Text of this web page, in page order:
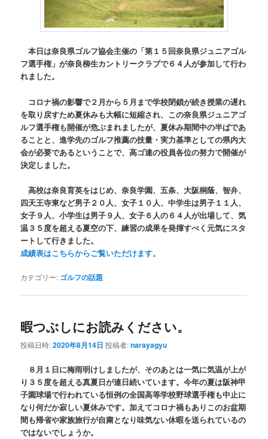
本日は奈良県ゴルフ協会主催の「第１５回奈良県ジュニアゴル
フ選手権」が奈良柳生カントリークラブで６４人が参加して行わ
れました。
コロナ禍の影響で２月から５月まで学校閉鎖が続き授業の遅れ
を取り戻すため夏休みも大幅に短縮され、この奈良県ジュニアゴ
ルフ選手権も開催が危ぶまれましたが、夏休み期間中の半ばであ
ることと、進学先のゴルフ推薦の技量・実力基準としての県内大
会が必要であるということで、高ゴ連の役員各位の努力で開催が
決定しました。
高校は奈良育英をはじめ、奈良学園、五条、大阪桐蔭、智弁、
四天王寺東など男子２０人、女子１０人、中学生は男子１１人、
女子９人、小学生は男子９人、女子６人の６４人が出場して、気
温３５度を超える夏空の下、練習の成果を発揮すべく元気にスタ
ートして行きました。
成績表はこちらからご覧いただけます。
カテゴリー: ゴルフの話題
暇つぶしにお読みください。
投稿日時:2020年8月14日 投稿者:narayagyu
８月１日に梅雨明けしましたが、そのあとは一気に気温が上が
り３５度を超える真夏日が連日続いています。今年の夏は阪神甲
子園球場で行われている恒例の全国高等学校野球選手権も中止に
なり何だか寂しい夏休みです。加えてコロナ禍もありこのお盆期
間も帰省や家族旅行が自粛となり味気ない休暇を送られているの
ではないでしょうか。